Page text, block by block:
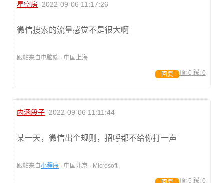
星空房 2022-09-06 11:17:26
微信搜索的流量感觉不是很大啊
跟帖来自电脑端 · 中国上海
顶: 0 踩: 0
回复
内涵段子 2022-09-06 11:11:44
某一天，微信出个规则，招呼都不给你打一声
跟帖来自小程序 · 中国北京 · Microsoft
顶: 5 踩: 0